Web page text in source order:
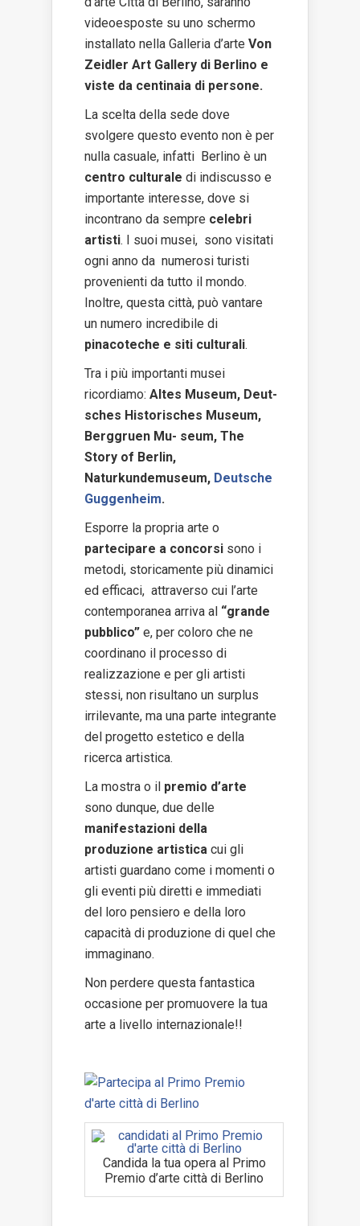
videoesposte su uno schermo
installato nella Galleria d’arte Von
Zeidler Art Gallery di Berlino e
viste da centinaia di persone.
La scelta della sede dove
svolgere questo evento non è per
nulla casuale, infatti Berlino è un
centro culturale di indiscusso e
importante interesse, dove si
incontrano da sempre celebri
artisti. I suoi musei, sono visitati
ogni anno da numerosi turisti
provenienti da tutto il mondo.
Inoltre, questa città, può vantare
un numero incredibile di
pinacoteche e siti culturali.
Tra i più importanti musei
ricordiamo: Altes Museum, Deut-
sches Historisches Museum,
Berggruen Mu- seum, The
Story of Berlin,
Naturkundemuseum, Deutsche
Guggenheim.
Esporre la propria arte o
partecipare a concorsi sono i
metodi, storicamente più dinamici
ed efficaci, attraverso cui l’arte
contemporanea arriva al “grande
pubblico” e, per coloro che ne
coordinano il processo di
realizzazione e per gli artisti
stessi, non risultano un surplus
irrilevante, ma una parte integrante
del progetto estetico e della
ricerca artistica.
La mostra o il premio d’arte
sono dunque, due delle
manifestazioni della
produzione artistica cui gli
artisti guardano come i momenti o
gli eventi più diretti e immediati
del loro pensiero e della loro
capacità di produzione di quel che
immaginano.
Non perdere questa fantastica
occasione per promuovere la tua
arte a livello internazionale!!
Candida la tua opera al Primo
Premio d’arte città di Berlino